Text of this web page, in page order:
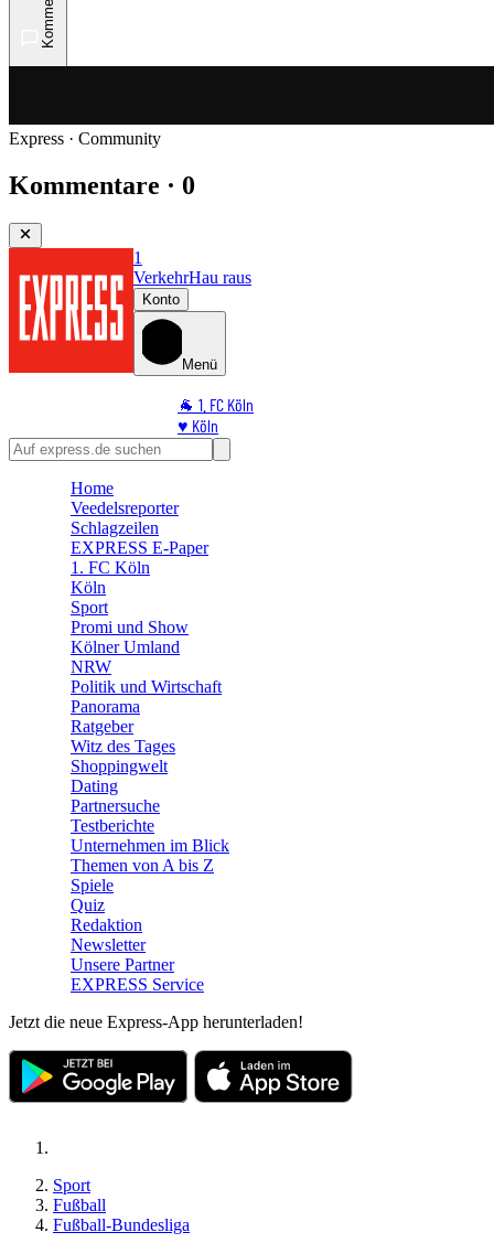
Express · Community
Kommentare · 0
1
VerkehrHau raus
Konto
Menü
🐐 1. FC Köln
♥️ Köln
⭐ Promi
🛒 Shoppingwelt
Home
Veedelsreporter
Schlagzeilen
EXPRESS E-Paper
1. FC Köln
Köln
Sport
Promi und Show
Kölner Umland
NRW
Politik und Wirtschaft
Panorama
Ratgeber
Witz des Tages
Shoppingwelt
Dating
Partnersuche
Testberichte
Unternehmen im Blick
Themen von A bis Z
Spiele
Quiz
Redaktion
Newsletter
Unsere Partner
EXPRESS Service
Jetzt die neue Express-App herunterladen!
Sport
Fußball
Fußball-Bundesliga